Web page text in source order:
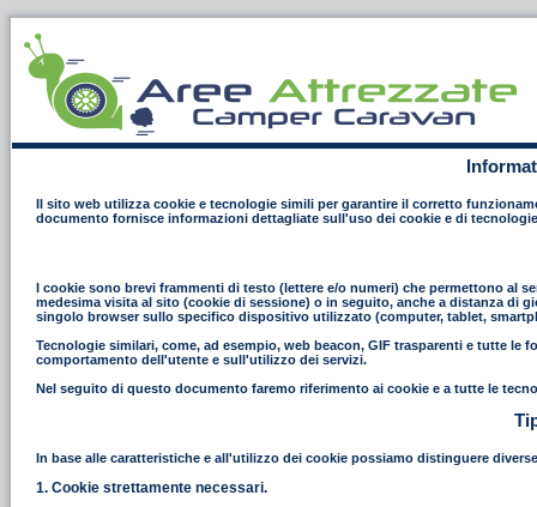
Il sito web utilizza cookie e tecnologie simili per garantire il corretto
documento fornisce informazioni dettagliate sull'uso dei cookie e di
I cookie sono brevi frammenti di testo (lettere e/o numeri) che permettono al
medesima visita al sito (cookie di sessione) o in seguito, anche a distanza di
singolo browser sullo specifico dispositivo utilizzato (computer, tablet,
Tecnologie similari, come, ad esempio, web beacon, GIF trasparenti e tutte
comportamento dell'utente e sull'utilizzo dei servizi.
Nel seguito di questo documento faremo riferimento ai cookie e a tutte le
In base alle caratteristiche e all'utilizzo dei cookie possiamo distinguere
1. Cookie strettamente necessari.